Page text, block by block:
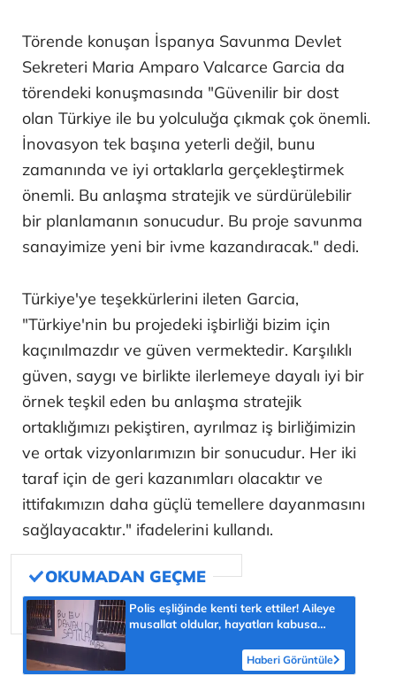
Törende konuşan İspanya Savunma Devlet
Sekreteri Maria Amparo Valcarce Garcia da
törendeki konuşmasında "Güvenilir bir dost
olan Türkiye ile bu yolculuğa çıkmak çok önemli.
İnovasyon tek başına yeterli değil, bunu
zamanında ve iyi ortaklarla gerçekleştirmek
önemli. Bu anlaşma stratejik ve sürdürülebilir
bir planlamanın sonucudur. Bu proje savunma
sanayimize yeni bir ivme kazandıracak." dedi.
Türkiye'ye teşekkürlerini ileten Garcia,
"Türkiye'nin bu projedeki işbirliği bizim için
kaçınılmazdır ve güven vermektedir. Karşılıklı
güven, saygı ve birlikte ilerlemeye dayalı iyi bir
örnek teşkil eden bu anlaşma stratejik
ortaklığımızı pekiştiren, ayrılmaz iş birliğimizin
ve ortak vizyonlarımızın bir sonucudur. Her iki
taraf için de geri kazanımları olacaktır ve
ittifakımızın daha güçlü temellere dayanmasını
sağlayacaktır." ifadelerini kullandı.
Polis eşliğinde kenti terk ettiler! Aileye
musallat oldular, hayatları kabusa
Haberi Görüntüle